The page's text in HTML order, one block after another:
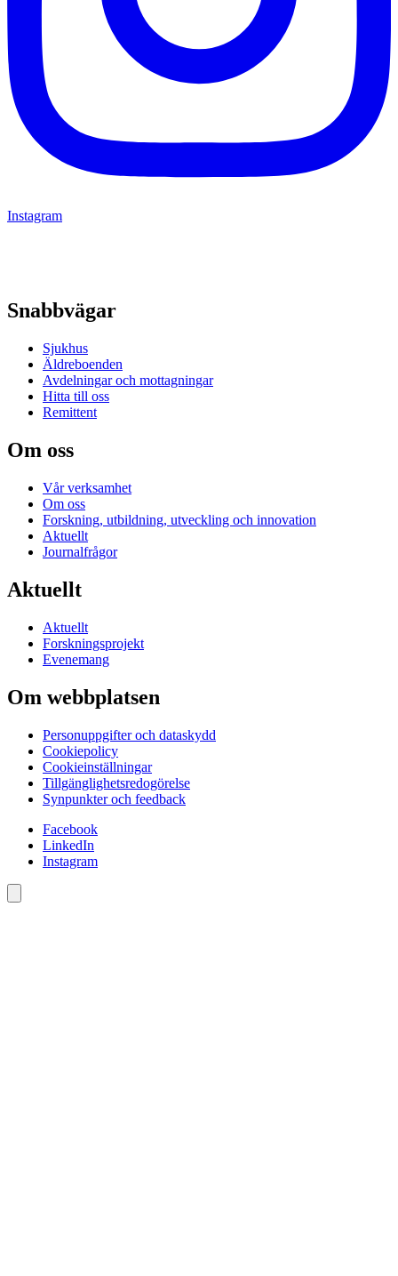
Instagram
Snabbvägar
Sjukhus
Äldreboenden
Avdelningar och mottagningar
Hitta till oss
Remittent
Om oss
Vår verksamhet
Om oss
Forskning, utbildning, utveckling och innovation
Aktuellt
Journalfrågor
Aktuellt
Aktuellt
Forskningsprojekt
Evenemang
Om webbplatsen
Personuppgifter och dataskydd
Cookiepolicy
Cookieinställningar
Tillgänglighetsredogörelse
Synpunkter och feedback
Facebook
LinkedIn
Instagram